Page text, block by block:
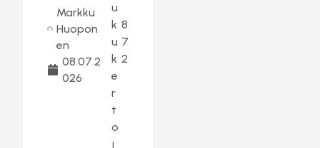
Markku
Huopon
en
08.07.2
026
u
k
u
k
e
r
t
o
j
8
7
2